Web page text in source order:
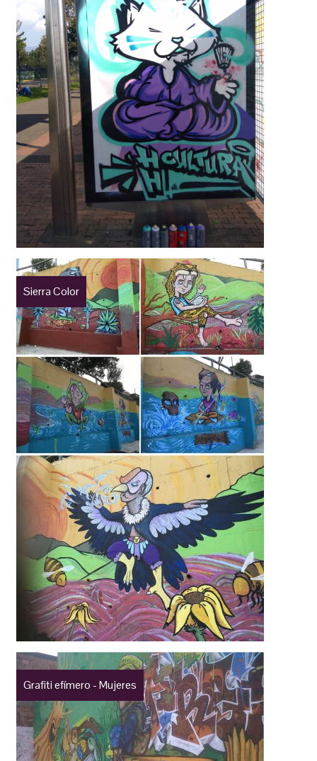
Sierra Color
Grafiti efímero - Mujeres